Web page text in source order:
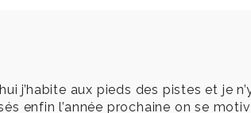
j’habite aux pieds des pistes et je
enfin l’année prochaine on se